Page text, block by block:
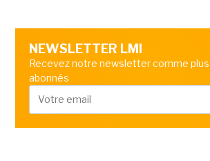
NEWSLETTER LMI
Recevez notre newsletter comme
abonnés